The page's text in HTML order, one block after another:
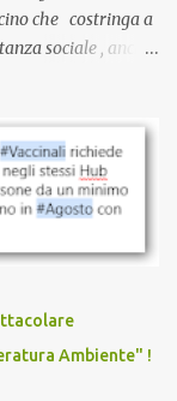
che costringa a
sociale , anche
di ricompense,
visto
Se non sei stato
sentire una
che minacci le
il lavoro o la
a un
tutti i vaccini
Ambiente" !